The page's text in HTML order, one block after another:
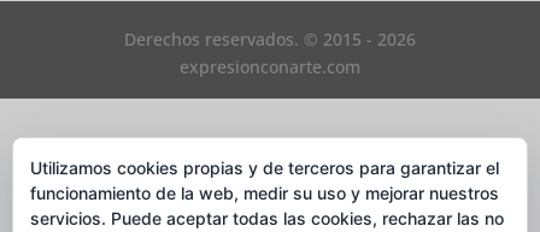
Derechos reservados. © 2015 - 2026
expresionconarte.com
Utilizamos cookies propias y de terceros para garantizar el
funcionamiento de la web, medir su uso y mejorar nuestros
servicios. Puede aceptar todas las cookies, rechazar las no